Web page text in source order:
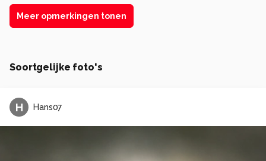
Meer opmerkingen tonen
Soortgelijke foto's
H Hans07